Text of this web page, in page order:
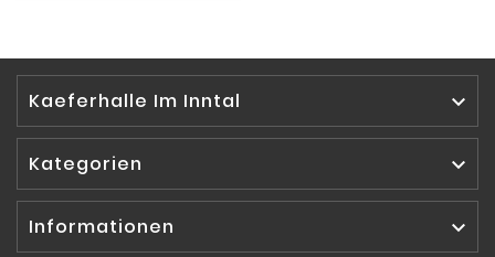
Kaeferhalle Im Inntal 
Kategorien 
Informationen 